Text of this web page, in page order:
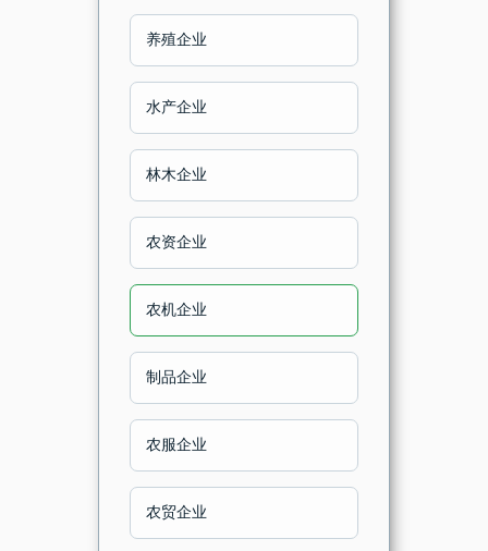
上海市
江苏省
浙江省
安徽省
福建省
江西省
山东省
河南省
养殖企业
水产企业
林木企业
农资企业
农机企业
制品企业
农服企业
农贸企业